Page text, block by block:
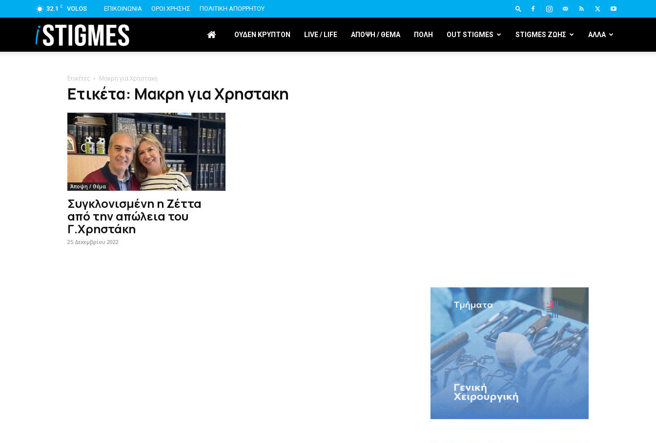
32.1 C VOLOS ΕΠΙΚΟΙΝΩΝΙΑ ΟΡΟΙ ΧΡΗΣΗΣ ΠΟΛΙΤΙΚΗ ΑΠΟΡΡΗΤΟΥ
istigmes ΟΥΔΕΝ ΚΡΥΠΤΟΝ LIVE / LIFE ΑΠΟΨΗ / ΘΕΜΑ ΠΟΛΗ OUT STIGMES STIGMES ΖΩΗΣ ΑΛΛΑ
Ετικέτες Μακρη για Χρηστακη
Ετικέτα: Μακρη για Χρηστακη
Άποψη / Θέμα
Συγκλονισμένη η Ζέττα
από την απώλεια του
Γ.Χρηστάκη
25 Δεκεμβρίου 2022